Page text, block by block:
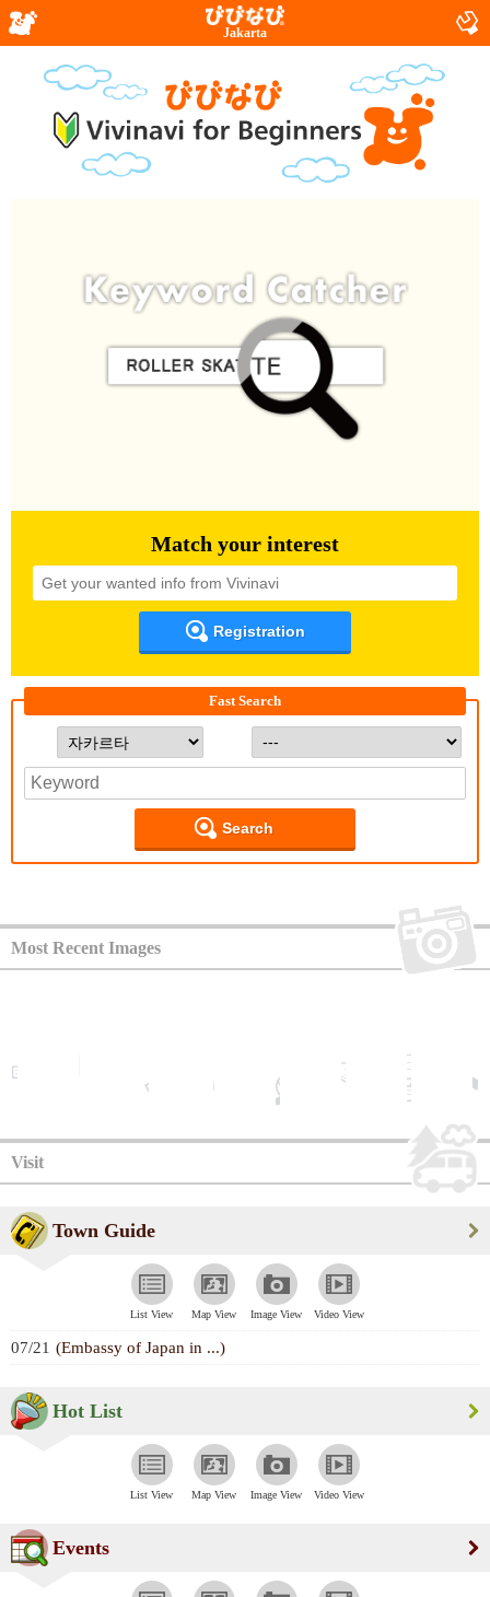
Jakarta
Match your interest
Registration
Fast Search
Search
Most Recent Images
Visit
Town Guide
List View Map View Image View Video View
07/21 (Embassy of Japan in ...)
Hot List
List View Map View Image View Video View
Events